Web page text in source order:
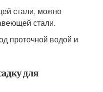
стали, можно
стали.
проточной водой и
для